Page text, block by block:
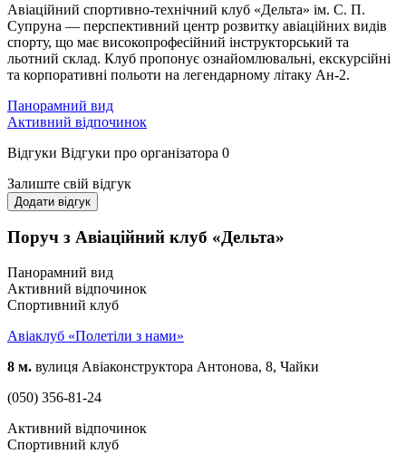
Авіаційний спортивно-технічний клуб «Дельта» ім. С. П.
Супруна — перспективний центр розвитку авіаційних видів
спорту, що має високопрофесійний інструкторський та
льотний склад. Клуб пропонує ознайомлювальні, екскурсійні
та корпоративні польоти на легендарному літаку Ан-2.
Панорамний вид
Активний відпочинок
Відгуки Відгуки про організатора 0
Залиште свій відгук
Додати відгук
Поруч з Авіаційний клуб «Дельта»
Панорамний вид
Активний відпочинок
Спортивний клуб
Авіаклуб «Полетіли з нами»
8 м. вулиця Авіаконструктора Антонова, 8, Чайки
(050) 356-81-24
Активний відпочинок
Спортивний клуб